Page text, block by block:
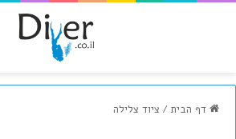
דף הבית / ציוד צלילה